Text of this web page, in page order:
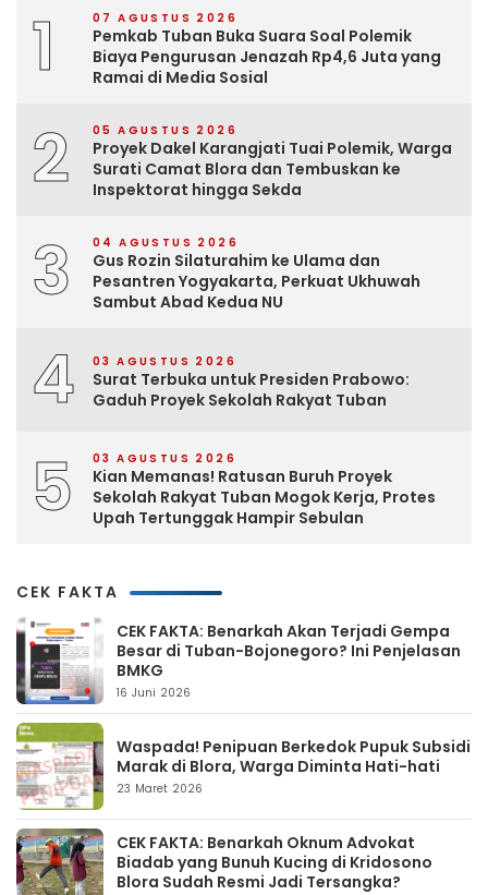
1 07 AGUSTUS 2026
Pemkab Tuban Buka Suara Soal Polemik
Biaya Pengurusan Jenazah Rp4,6 Juta yang
Ramai di Media Sosial
2 05 AGUSTUS 2026
Proyek Dakel Karangjati Tuai Polemik, Warga
Surati Camat Blora dan Tembuskan ke
Inspektorat hingga Sekda
3 04 AGUSTUS 2026
Gus Rozin Silaturahim ke Ulama dan
Pesantren Yogyakarta, Perkuat Ukhuwah
Sambut Abad Kedua NU
4 03 AGUSTUS 2026
Surat Terbuka untuk Presiden Prabowo:
Gaduh Proyek Sekolah Rakyat Tuban
5 03 AGUSTUS 2026
Kian Memanas! Ratusan Buruh Proyek
Sekolah Rakyat Tuban Mogok Kerja, Protes
Upah Tertunggak Hampir Sebulan
CEK FAKTA
CEK FAKTA: Benarkah Akan Terjadi Gempa
Besar di Tuban-Bojonegoro? Ini Penjelasan
BMKG
16 Juni 2026
Waspada! Penipuan Berkedok Pupuk Subsidi
Marak di Blora, Warga Diminta Hati-hati
23 Maret 2026
CEK FAKTA: Benarkah Oknum Advokat
Biadab yang Bunuh Kucing di Kridosono
Blora Sudah Resmi Jadi Tersangka?